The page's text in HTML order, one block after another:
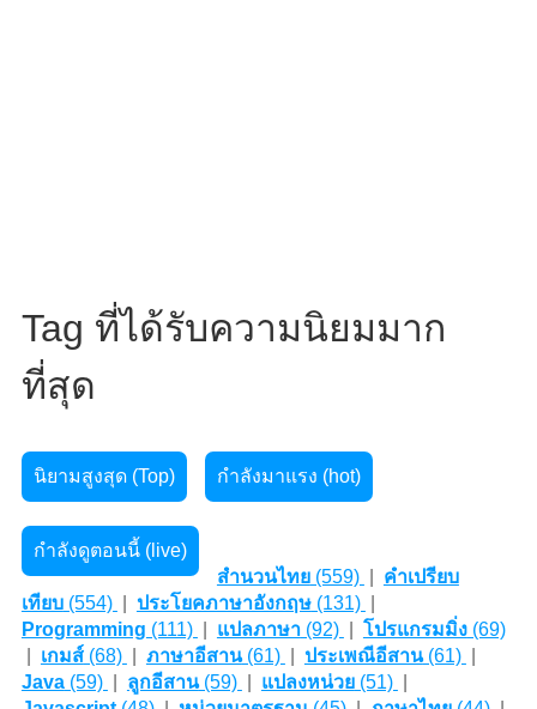
Tag ที่ได้รับความนิยมมาก
ที่สุด
นิยามสูงสุด (Top) กำลังมาแรง (hot)
กำลังดูตอนนี้ (live)
สำนวนไทย(559)
คำเปรียบ
เทียบ(554) ประโยคภาษาอังกฤษ(131)
Programming (111) แปลภาษา(92) โปรแกรมมิ่ง(69)
เกมส์(68) ภาษาอีสาน(61) ประเพณีอีสาน(61)
Java(59) ลูกอีสาน(59) แปลงหน่วย(51)